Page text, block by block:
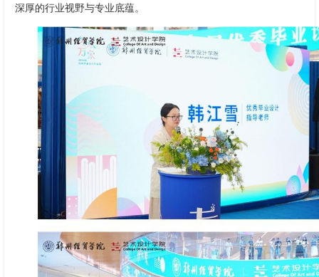
深厚的行业视野与专业底蕴。